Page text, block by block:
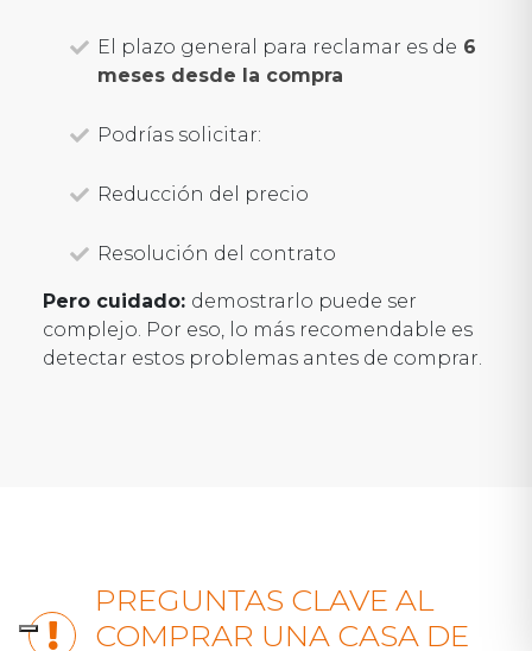
El plazo general para reclamar es de 6
meses desde la compra
Podrías solicitar:
Reducción del precio
Resolución del contrato
Pero cuidado: demostrarlo puede ser
complejo. Por eso, lo más recomendable es
detectar estos problemas antes de comprar.
PREGUNTAS CLAVE AL
COMPRAR UNA CASA DE